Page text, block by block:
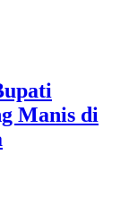
Manis di